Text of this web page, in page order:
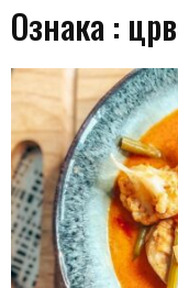
Ознака :